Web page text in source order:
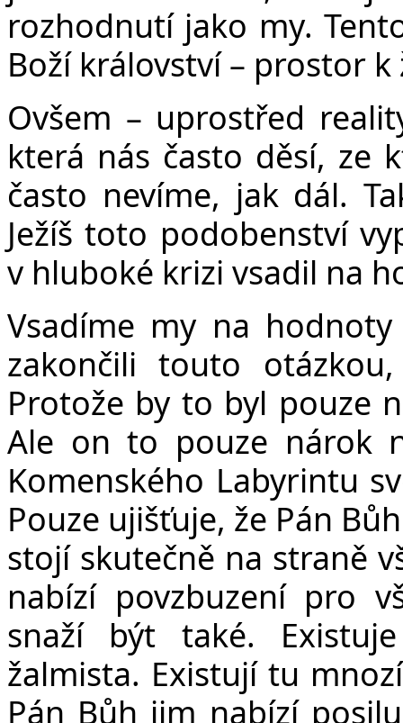
rozhodnutí jako my.
Boží království – prostor
Ovšem – uprostřed
která nás často děsí, ze
často nevíme, jak dál.
Ježíš toto podobenství
v hluboké krizi vsadil na
Vsadíme my na
zakončili touto
Protože by to byl pouze
Ale on to pouze nárok
Komenského Labyrintu
Pouze ujišťuje, že Pán
stojí skutečně na straně
nabízí povzbuzení pro
snaží být také.
žalmista. Existují tu
Pán Bůh jim nabízí